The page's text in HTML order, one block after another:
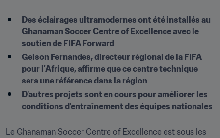
Des éclairages ultramodernes ont été installés au
Ghanaman Soccer Centre of Excellence avec le
soutien de FIFA Forward
Gelson Fernandes, directeur régional de la FIFA
pour l’Afrique, affirme que ce centre technique
sera une référence dans la région
D'autres projets sont en cours pour améliorer les
conditions d'entraînement des équipes nationales
Le Ghanaman Soccer Centre of Excellence est sous les